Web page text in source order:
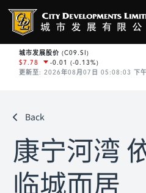
Back
康宁河湾
临城而居